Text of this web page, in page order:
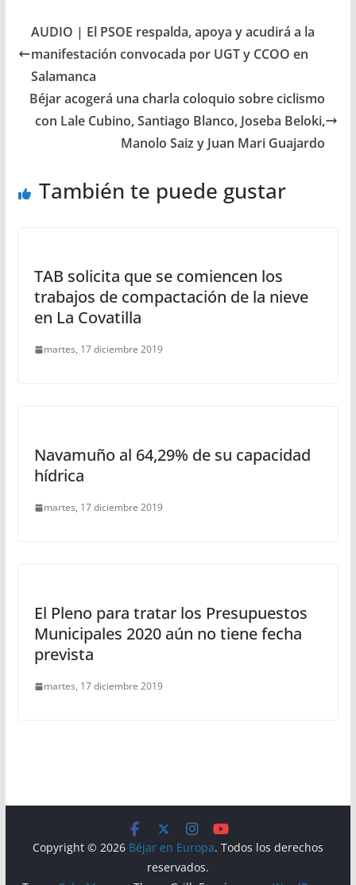
AUDIO | El PSOE respalda, apoya y acudirá a la
manifestación convocada por UGT y CCOO en
Salamanca
Béjar acogerá una charla coloquio sobre ciclismo
con Lale Cubino, Santiago Blanco, Joseba Beloki,
Manolo Saiz y Juan Mari Guajardo
También te puede gustar
TAB solicita que se comiencen los
trabajos de compactación de la nieve
en La Covatilla
martes, 17 diciembre 2019
Navamuño al 64,29% de su capacidad
hídrica
martes, 17 diciembre 2019
El Pleno para tratar los Presupuestos
Municipales 2020 aún no tiene fecha
prevista
martes, 17 diciembre 2019
Copyright © 2026 Béjar en Europa. Todos los derechos
reservados.